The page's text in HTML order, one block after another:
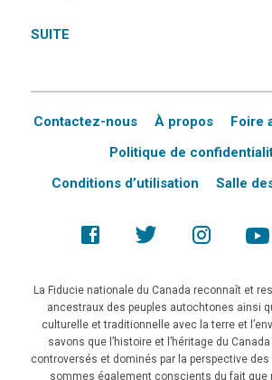
SUITE
Contactez-nous À propos
Foire
Politique de
Conditions d’utilisation
Salle
La Fiducie nationale du Canada reconnaît et
ancestraux des peuples autochtones ainsi
culturelle et traditionnelle avec la terre et
savons que l’histoire et l’héritage du
controversés et dominés par la perspective
sommes également conscients du fait que